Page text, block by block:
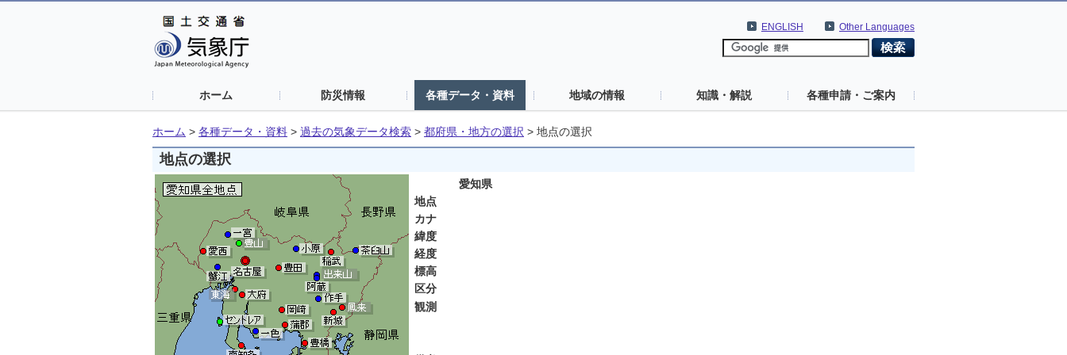
Other Languages
ENGLISH
ホーム 防災情報 各種データ・資料 地域の情報 知識・解説 各種申請・ご案内
ホーム > 各種データ・資料 > 過去の気象データ検索 > 都府県・地方の選択 > 地点の選択
地点の選択
愛知県
地点
カナ
緯度
経度
標高
区分
観測